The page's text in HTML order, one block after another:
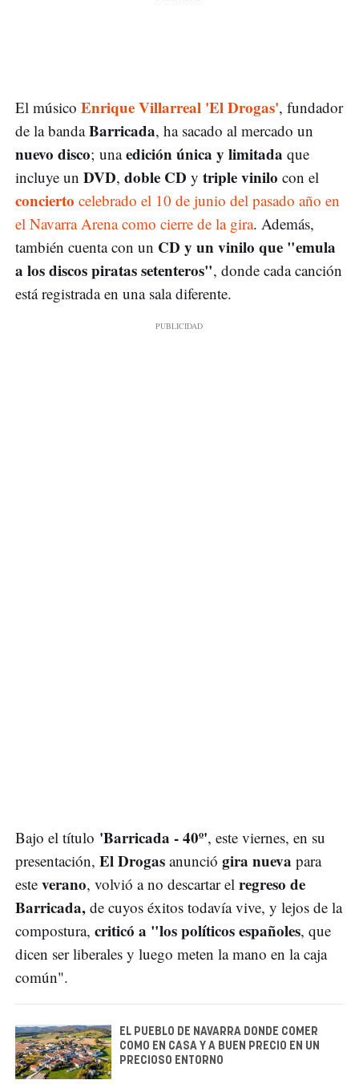
El músico Enrique Villarreal 'El Drogas', fundador
de la bandaBarricada, ha sacado al mercado un
nuevo disco; unaedición única y limitada que
incluye un DVD, doble CD y triple vinilo con el
concierto celebrado el 10 de junio del pasado año en
el Navarra Arena como cierre de la gira. Además,
también cuenta con un CD y un vinilo que "emula
a los discos piratas setenteros", donde cada canción
está registrada en una sala diferente.
Bajo el título 'Barricada - 40º', este viernes, en su
presentación, El Drogas anunció gira nueva para
este verano, volvió a no descartar el regreso de
Barricada, de cuyos éxitos todavía vive, y lejos de la
compostura, criticó a "los políticos españoles, que
dicen ser liberales y luego meten la mano en la caja
común".
EL PUEBLO DE NAVARRA DONDE COMER
COMO EN CASA Y A BUEN PRECIO EN UN
PRECIOSO ENTORNO